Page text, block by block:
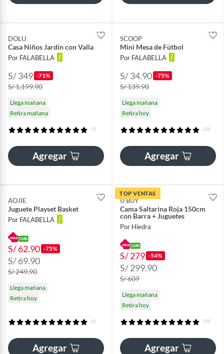
DOLU
Casa Niños Jardín con Valla
Por FALABELLA
S/ 349 -71%
S/ 1,199.90
Llega mañana
Retira mañana
(7)
Agregar
SCOOP
Mini Mesa de Fútbol
Por FALABELLA
S/ 34.90 -75%
S/ 139.90
Llega mañana
Retira hoy
(24)
Agregar
AOJIE
Juguete Playset Basket
Por FALABELLA
S/ 62.90 -75%
S/ 69.90
S/ 249.90
Llega mañana
Retira hoy
(6)
Agregar
TOP VENTAS
U BUY
Cama Saltarina Roja 150cm
con Barra + Juguetes
Por Hiedra
S/ 279 -54%
S/ 299.90
S/ 609
Llega mañana
Retira hoy
(24)
Agregar